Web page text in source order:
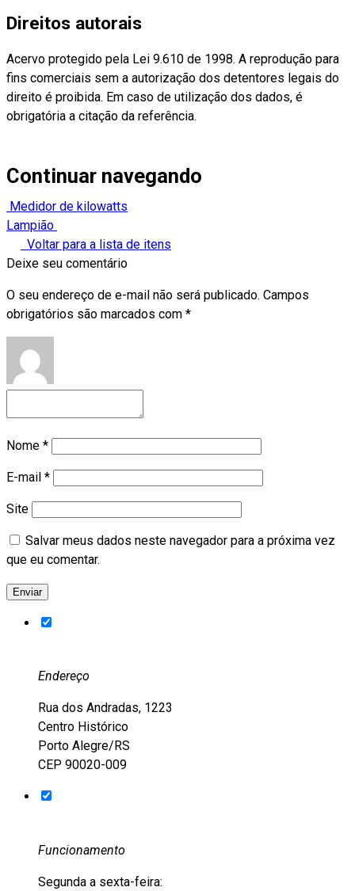
Direitos autorais
Acervo protegido pela Lei 9.610 de 1998. A reprodução para
fins comerciais sem a autorização dos detentores legais do
direito é proibida. Em caso de utilização dos dados, é
obrigatória a citação da referência.
Continuar navegando
Medidor de kilowatts
Lampião
Voltar para a lista de itens
Deixe seu comentário
O seu endereço de e-mail não será publicado. Campos
obrigatórios são marcados com *
Nome *
E-mail *
Site
Salvar meus dados neste navegador para a próxima vez
que eu comentar.
Endereço
Rua dos Andradas, 1223
Centro Histórico
Porto Alegre/RS
CEP 90020-009
Funcionamento
Segunda a sexta-feira: